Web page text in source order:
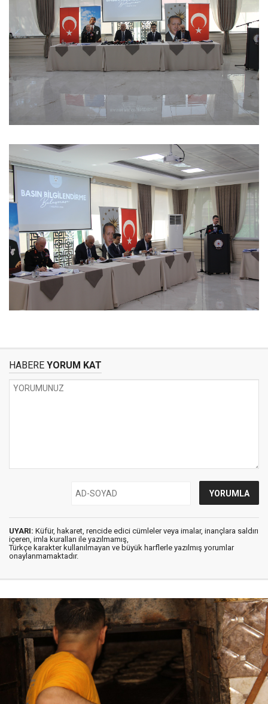
HABERE YORUM KAT
UYARI: Küfür, hakaret, rencide edici cümleler veya imalar, inançlara saldırı
içeren, imla kuralları ile yazılmamış,
Türkçe karakter kullanılmayan ve büyük harflerle yazılmış yorumlar
onaylanmamaktadır.